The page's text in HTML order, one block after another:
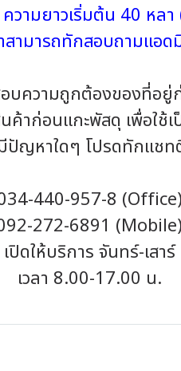
ามยาวเริ่มต้น 40 หลา
ามารถทักสอบถามแอด
บความถูกต้องของที่อยู่
าก่อนแกะพัสดุ เพื่อใช้
ญหาใดๆ โปรดทักแชท
440-957-8 (Office)
272-6891 (Mobile)
เปิดให้บริการ จันทร์-เสาร์
เวลา 8.00-17.00 น.